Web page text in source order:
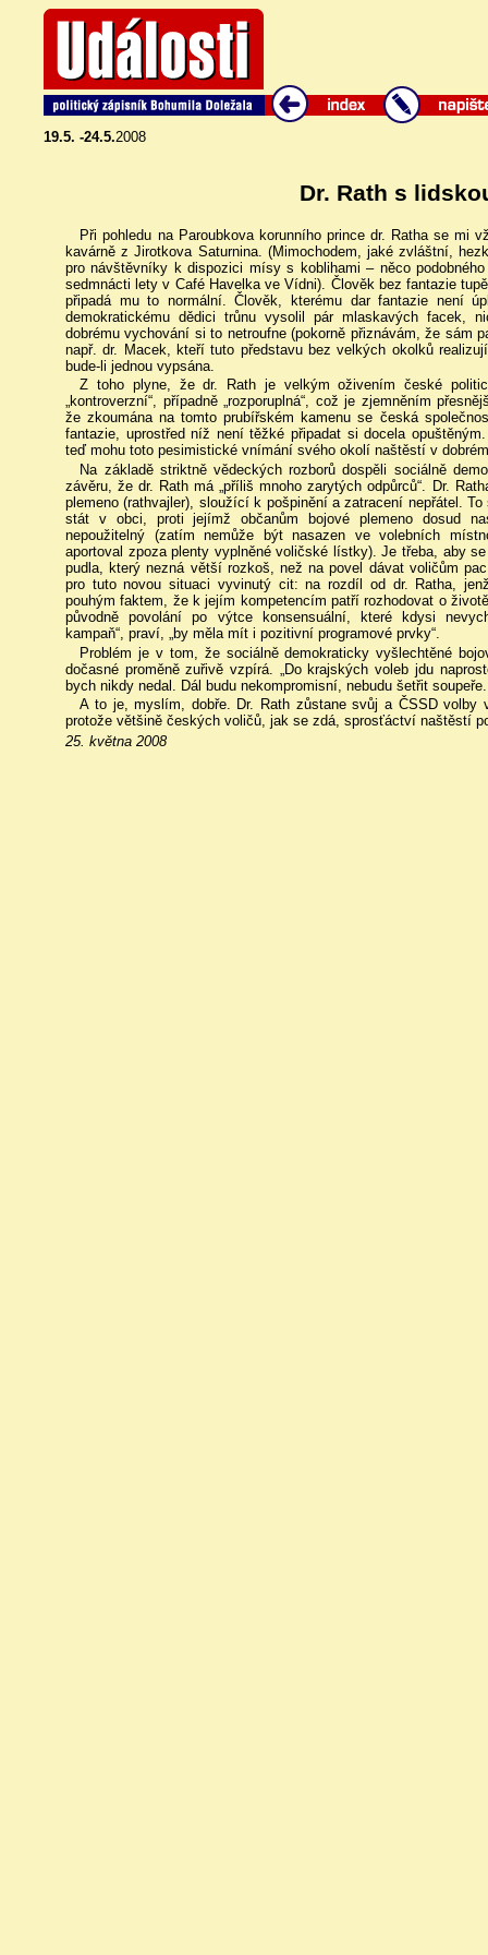
19.5. -24.5.2008
Dr. Rath s
Při pohledu na Paroubkova korunního prince dr. Ratha se mi
kavárně z Jirotkova Saturnina. (Mimochodem, jaké zvláštní,
pro návštěvníky k dispozici mísy s koblihami – něco
sedmnácti lety v Café Havelka ve Vídni). Člověk bez fantazie
připadá mu to normální. Člověk, kterému dar fantazie není
demokratickému dědici trůnu vysolil pár mlaskavých facek,
dobrému vychování si to netroufne (pokorně přiznávám, že sám
např. dr. Macek, kteří tuto představu bez velkých okolků
bude-li jednou vypsána.
Z toho plyne, že dr. Rath je velkým oživením české
„kontroverzní“, případně „rozporuplná“, což je zjemněním
že zkoumána na tomto prubířském kamenu se česká
fantazie, uprostřed níž není těžké připadat si docela
teď mohu toto pesimistické vnímání svého okolí naštěstí v
Na základě striktně vědeckých rozborů dospěli sociálně
závěru, že dr. Rath má „příliš mnoho zarytých odpůrců“. Dr.
plemeno (rathvajler), sloužící k pošpinění a zatracení nepřátel.
stát v obci, proti jejímž občanům bojové plemeno dosud
nepoužitelný (zatím nemůže být nasazen ve volebních
aportoval zpoza plenty vyplněné voličské lístky). Je třeba, aby
pudla, který nezná větší rozkoš, než na povel dávat voličům
pro tuto novou situaci vyvinutý cit: na rozdíl od dr. Ratha,
pouhým faktem, že k jejím kompetencím patří rozhodovat o
původně povolání po výtce konsensuální, které kdysi
kampaň“, praví, „by měla mít i pozitivní programové prvky“.
Problém je v tom, že sociálně demokraticky vyšlechtěné
dočasné proměně zuřivě vzpírá. „Do krajských voleb jdu
bych nikdy nedal. Dál budu nekompromisní, nebudu šetřit
A to je, myslím, dobře. Dr. Rath zůstane svůj a ČSSD volby
protože většině českých voličů, jak se zdá, sprosťáctví naštěstí
25. května 2008